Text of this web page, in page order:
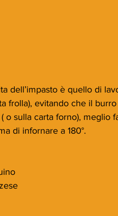
dell’impasto è quello di
frolla), evitando che il
o sulla carta forno), meglio
di infornare a 180°.